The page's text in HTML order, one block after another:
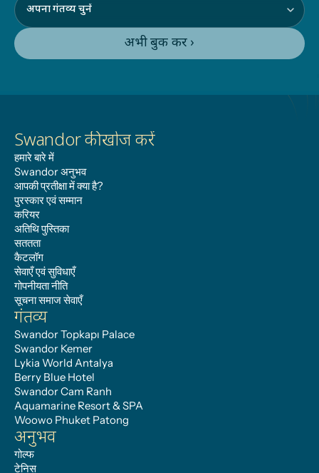
अभी बुक करें ›
Swandor की खोज करें
हमारे बारे में
Swandor अनुभव
आपकी प्रतीक्षा में क्या है?
पुरस्कार एवं सम्मान
करियर
अतिथि पुस्तिका
सततता
कैटलॉग
सेवाएँ एवं सुविधाएँ
गोपनीयता नीति
सूचना समाज सेवाएँ
गंतव्य
Swandor Topkapı Palace
Swandor Kemer
Lykia World Antalya
Berry Blue Hotel
Swandor Cam Ranh
Aquamarine Resort & SPA
Woowo Phuket Patong
अनुभव
गोल्फ
टेनिस